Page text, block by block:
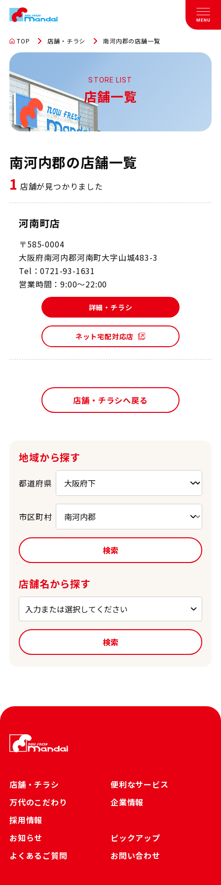
TOP 店舗・チラシ 南河内郡の店舗一覧
STORE LIST
店舗一覧
南河内郡の店舗一覧
1 店舗が見つかりました
河南町店
〒585-0004
大阪府南河内郡河南町大字山城483-3
Tel：0721-93-1631
営業時間：9:00～22:00
詳細・チラシ
ネット宅配対応店
店舗・チラシへ戻る
地域から探す
都道府県
市区町村
検索
店舗名から探す
検索
店舗・チラシ
便利なサービス
万代のこだわり
企業情報
採用情報
お知らせ
ピックアップ
よくあるご質問
お問い合わせ